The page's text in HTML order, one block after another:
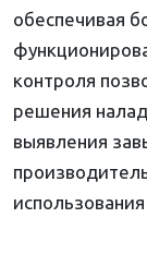
обеспечивая
контроля
решения
выявления